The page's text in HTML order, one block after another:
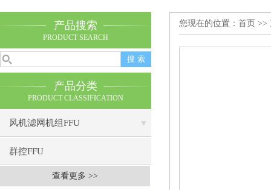
产品搜索
PRODUCT SEARCH
产品分类
PRODUCT CLASSIFICATION
风机滤网机组FFU
群控FFU
查看更多 >>
您现在的位置： 首页 >>